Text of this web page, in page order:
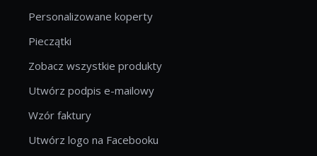
Personalizowane koperty
Pieczątki
Zobacz wszystkie produkty
Utwórz podpis e-mailowy
Wzór faktury
Utwórz logo na Facebooku